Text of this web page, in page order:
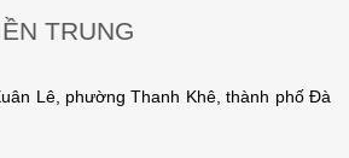
TRUNG
Lê, phường Thanh Khê, thành phố Đà